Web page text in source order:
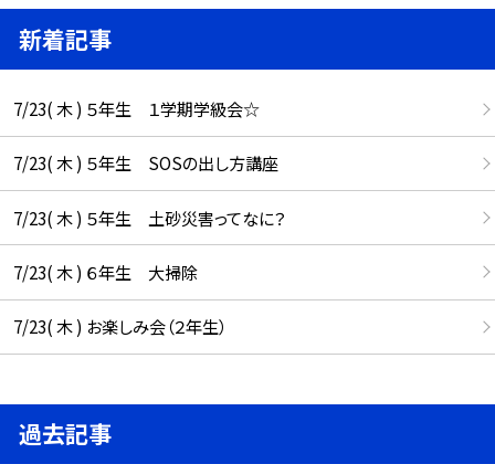
新着記事
7/23( 木 ) ５年生 １学期学級会☆
7/23( 木 ) ５年生 SOSの出し方講座
7/23( 木 ) ５年生 土砂災害ってなに？
7/23( 木 ) ６年生 大掃除
7/23( 木 ) お楽しみ会（２年生）
過去記事